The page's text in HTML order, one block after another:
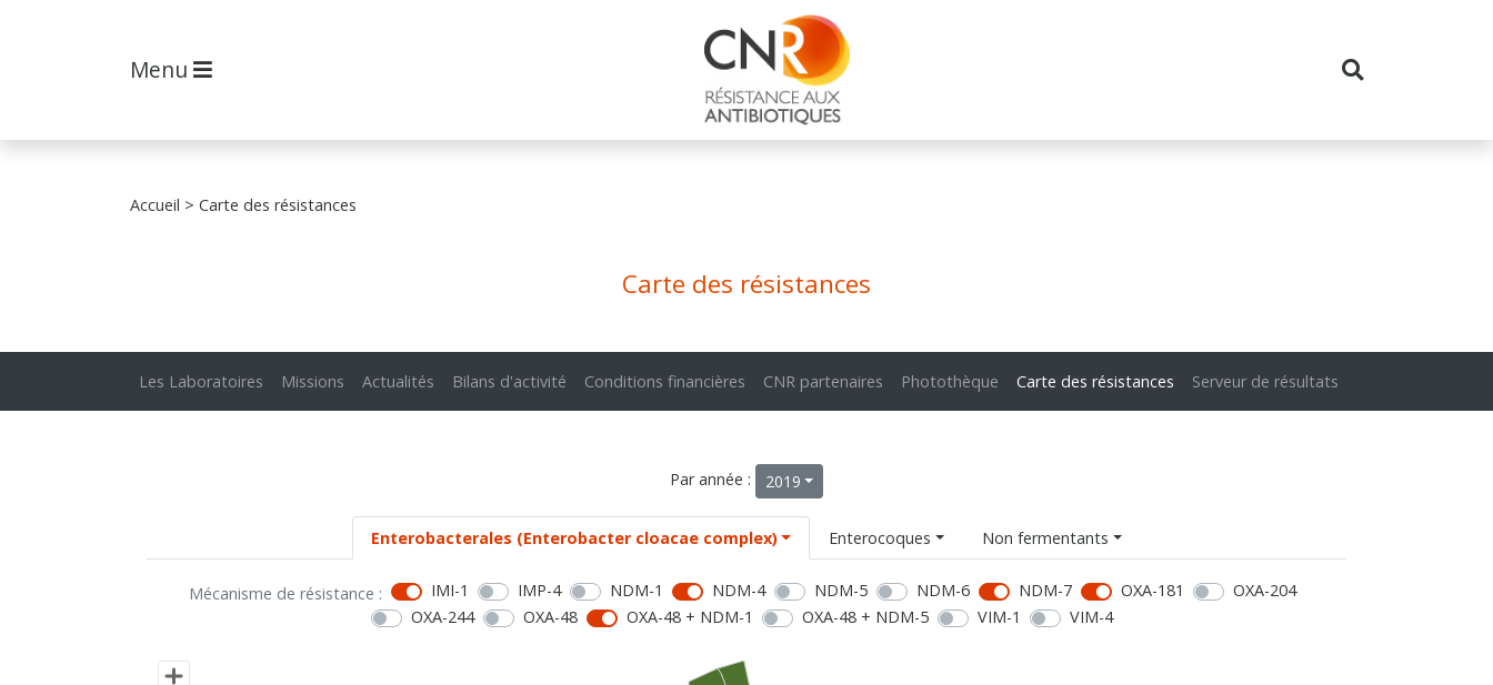
Menu
Accueil > Carte des résistances
Carte des résistances
Les Laboratoires Missions Actualités Bilans d'activité Conditions financières CNR partenaires Photothèque Carte des résistances Serveur de résultats
Par année : 2019
Enterobacterales (Enterobacter cloacae complex) Enterocoques Non fermentants
Mécanisme de résistance : IMI-1 IMP-4 NDM-1 NDM-4 NDM-5 NDM-6 NDM-7 OXA-181
OXA-204
OXA-244
OXA-48 OXA-48 + NDM-1 OXA-48 + NDM-5 VIM-1 VIM-4